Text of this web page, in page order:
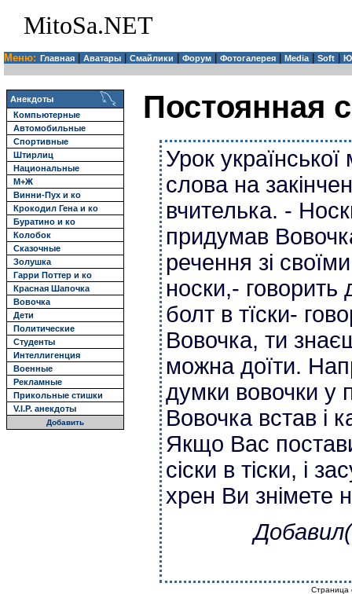
MitoSa.NET
Меню: Главная Аватары Смайлики Форум Фотогалерея Media| Soft
Анекдоты
Компьютерные
Автомобильные
Спортивные
Штирлиц
Национальные
М+Ж
Винни-Пух и ко
Крокодил Гена и ко
Буратино и ко
Колобок
Сказочные
Золушка
Гарри Поттер и ко
Красная Шапочка
Вовочка
Дети
Политические
Студенты
Интеллигенция
Военные
Рекламные
Прикольные стишки
V.I.P. анекдоты
Добавить
Постоянная
Урок
слова на
вчителька. -
придумав
речення зі
носки,- говорить
болт в тїски-
Вовочка, ти
можна доїти.
думки вовочки у
Вовочка встав і
Якщо Вас
сіски в тіски, і
хрен Ви знімете
Страница